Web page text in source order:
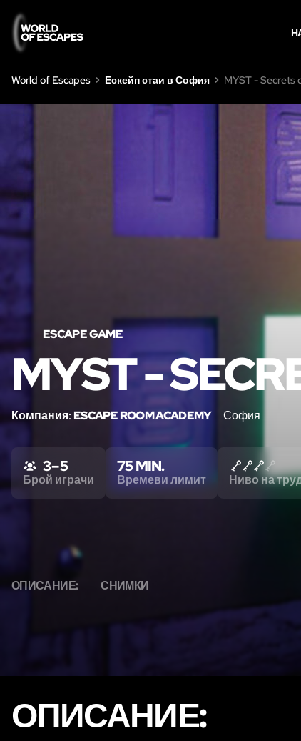
World of Escapes Ескейп стаи в София MYST - Secrets
ESCAPE GAME
MYST -
Компания: ESCAPE ROOM ACADEMY София
ОПИСАНИЕ: СНИМКИ
3 – 5
Брой играчи
75 MIN.
Времеви лимит Ниво на
ОПИСАНИЕ: